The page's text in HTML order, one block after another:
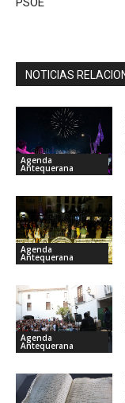
NOTICIAS
Agenda
Antequerana
Agenda
Antequerana
Agenda
Antequerana